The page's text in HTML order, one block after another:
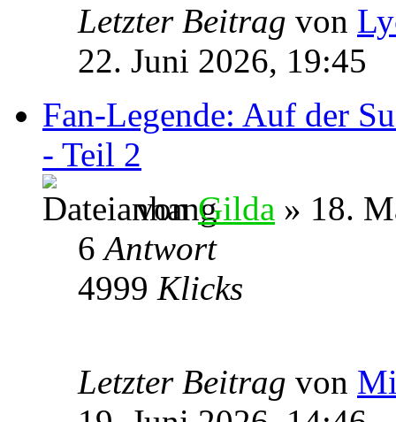
Letzter Beitrag von
22. Juni 2026, 19:45
Fan-Legende: Auf der
- Teil 2
vonGilda » 18.
6Antwort
4999 Klicks
Letzter Beitrag von